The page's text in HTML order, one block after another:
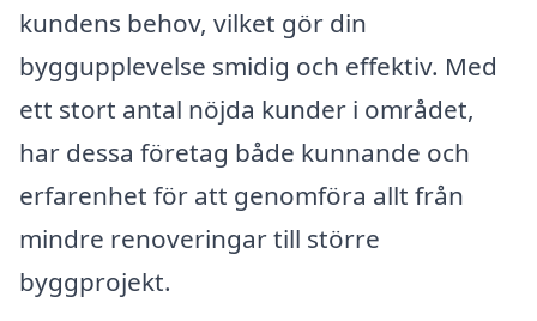
kundens behov, vilket gör din
byggupplevelse smidig och effektiv. Med
ett stort antal nöjda kunder i området,
har dessa företag både kunnande och
erfarenhet för att genomföra allt från
mindre renoveringar till större
byggprojekt.